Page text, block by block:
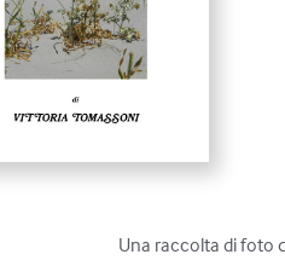
Una raccolta di foto